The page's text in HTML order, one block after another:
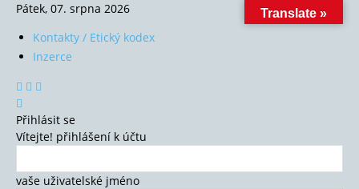
Pátek, 07. srpna 2026
Kontakty / Etický kodex
Inzerce
Přihlásit se
Vítejte! přihlášení k účtu
vaše uživatelské jméno
Translate »